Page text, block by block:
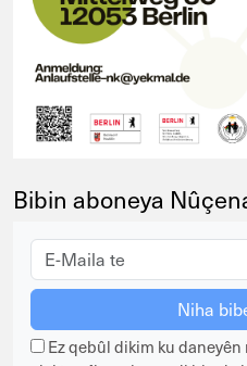
Bibin aboneya
Ez qebûl dikim ku